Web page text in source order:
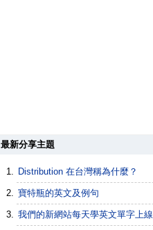
最新分享主題
Distribution 在台灣稱為什麼？
寶特瓶的英文及例句
我們的新網站每天學英文單字上線